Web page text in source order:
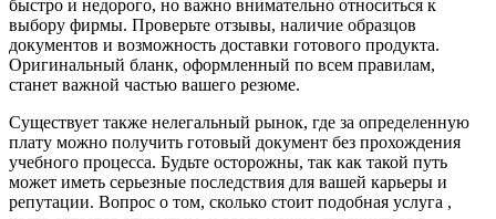
быстро и недорого, но важно внимательно относиться к
выбору фирмы. Проверьте отзывы, наличие образцов
документов и возможность доставки готового продукта.
Оригинальный бланк, оформленный по всем правилам,
станет важной частью вашего резюме.
Существует также нелегальный рынок, где за определенную
плату можно получить готовый документ без прохождения
учебного процесса. Будьте осторожны, так как такой путь
может иметь серьезные последствия для вашей карьеры и
репутации. Вопрос о том, сколько стоит подобная услуга ,